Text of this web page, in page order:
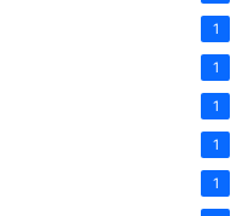
1
1
1
1
1